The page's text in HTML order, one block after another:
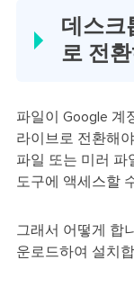
데스크
로 전환
파일이 Google 계
라이브로 전환해
파일 또는 미러 파
도구에 액세스할
그래서 어떻게 합
운로드하여 설치